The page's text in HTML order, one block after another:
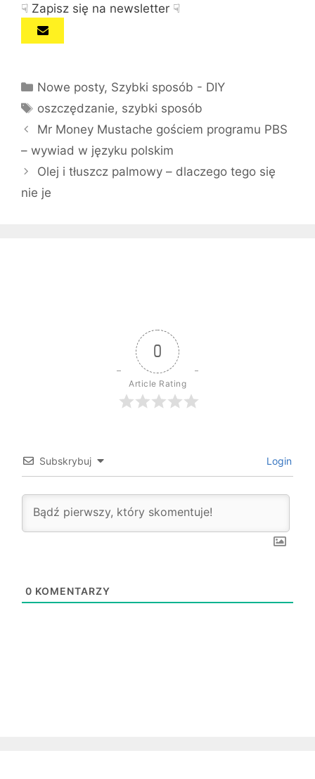
☟ Zapisz się na newsletter ☟
Kategorie
Nowe posty, Szybki sposób - DIY
Tagi
oszczędzanie, szybki sposób
Mr Money Mustache gościem programu PBS
– wywiad w języku polskim
Olej i tłuszcz palmowy – dlaczego tego się
nie je
0
Article Rating
Subskrybuj Login
0 KOMENTARZY